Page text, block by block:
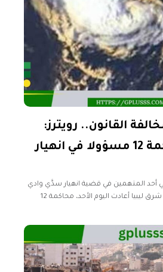
القانون.. رويترز:
ليبيا تعيد محاكمة 12 مسؤولا في انهيار
المتهمين في قضية انهيار سدَّي وادي
درنة إن المحكمة العليا في شرق ليبيا أعادت اليوم الأحد، محاكمة 12
في فيضانات ما